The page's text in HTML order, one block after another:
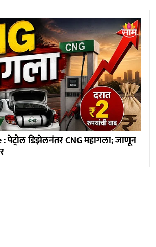
पेट्रोल डिझेलनंतर CNG महागला; जाणून